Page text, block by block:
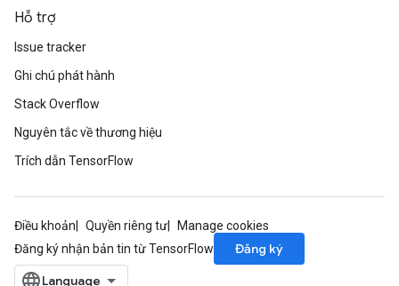
Hỗ trợ
Issue tracker
Ghi chú phát hành
Stack Overflow
Nguyên tắc về thương hiệu
Trích dẫn TensorFlow
Điều khoản Quyền riêng tư
Manage cookies
Đăng ký nhận bản tin từ TensorFlow
Đăng ký